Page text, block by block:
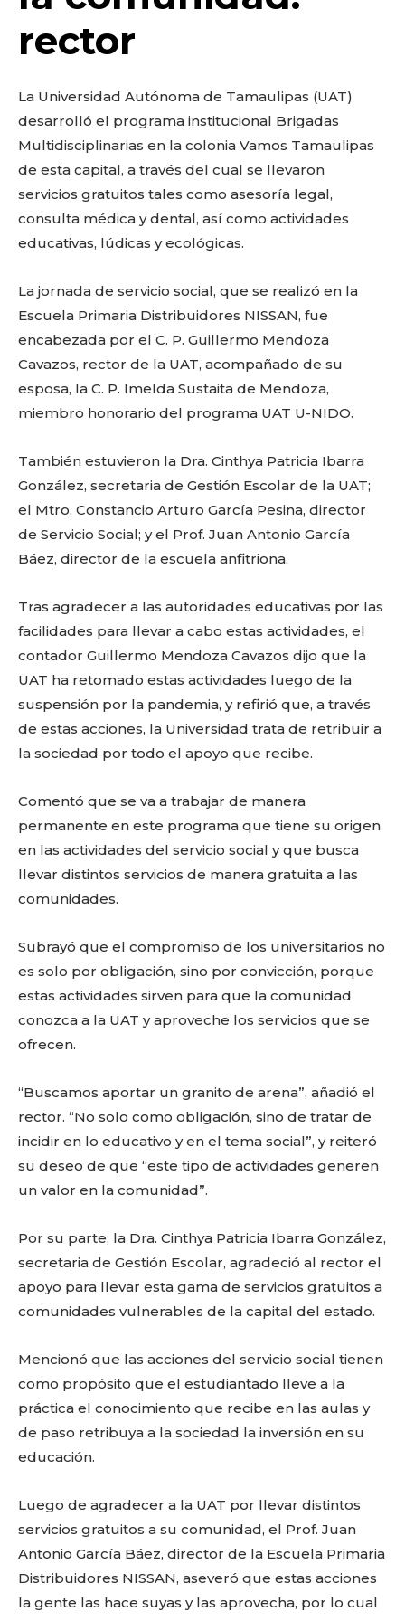
Facebook
Twitter
EmailWhatsApp
Copy
Link
Gmail
Telegram
k
rector
La Universidad Autónoma de Tamaulipas (UAT)
desarrolló el programa institucional Brigadas
Multidisciplinarias en la colonia Vamos Tamaulipas
de esta capital, a través del cual se llevaron
servicios gratuitos tales como asesoría legal,
consulta médica y dental, así como actividades
educativas, lúdicas y ecológicas.
La jornada de servicio social, que se realizó en la
Escuela Primaria Distribuidores NISSAN, fue
encabezada por el C. P. Guillermo Mendoza
Cavazos, rector de la UAT, acompañado de su
esposa, la C. P. Imelda Sustaita de Mendoza,
miembro honorario del programa UAT U-NIDO.
También estuvieron la Dra. Cinthya Patricia Ibarra
González, secretaria de Gestión Escolar de la UAT;
el Mtro. Constancio Arturo García Pesina, director
de Servicio Social; y el Prof. Juan Antonio García
Báez, director de la escuela anfitriona.
Tras agradecer a las autoridades educativas por las
facilidades para llevar a cabo estas actividades, el
contador Guillermo Mendoza Cavazos dijo que la
UAT ha retomado estas actividades luego de la
suspensión por la pandemia, y refirió que, a través
de estas acciones, la Universidad trata de retribuir a
la sociedad por todo el apoyo que recibe.
Comentó que se va a trabajar de manera
permanente en este programa que tiene su origen
en las actividades del servicio social y que busca
llevar distintos servicios de manera gratuita a las
comunidades.
Subrayó que el compromiso de los universitarios no
es solo por obligación, sino por convicción, porque
estas actividades sirven para que la comunidad
conozca a la UAT y aproveche los servicios que se
ofrecen.
“Buscamos aportar un granito de arena”, añadió el
rector. “No solo como obligación, sino de tratar de
incidir en lo educativo y en el tema social”, y reiteró
su deseo de que “este tipo de actividades generen
un valor en la comunidad”.
Por su parte, la Dra. Cinthya Patricia Ibarra González,
secretaria de Gestión Escolar, agradeció al rector el
apoyo para llevar esta gama de servicios gratuitos a
comunidades vulnerables de la capital del estado.
Mencionó que las acciones del servicio social tienen
como propósito que el estudiantado lleve a la
práctica el conocimiento que recibe en las aulas y
de paso retribuya a la sociedad la inversión en su
educación.
Luego de agradecer a la UAT por llevar distintos
servicios gratuitos a su comunidad, el Prof. Juan
Antonio García Báez, director de la Escuela Primaria
Distribuidores NISSAN, aseveró que estas acciones
la gente las hace suyas y las aprovecha, por lo cual